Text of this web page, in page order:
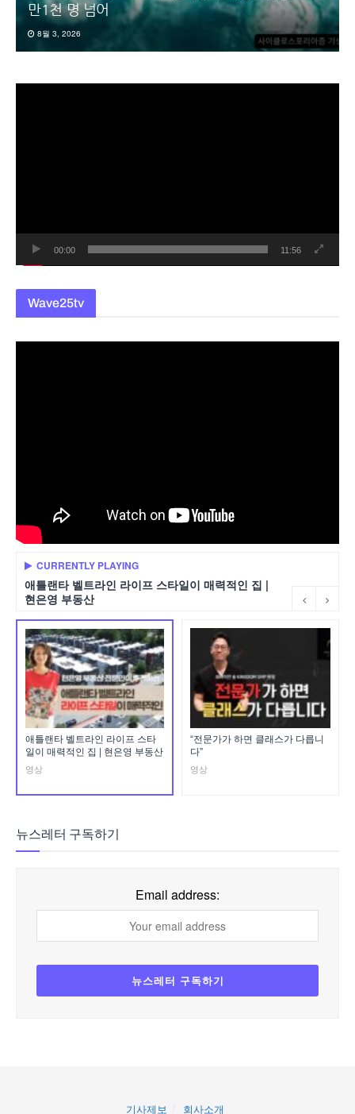
만1천 명 넘어
8월 3, 2026
00:00 11:56
Wave25tv
CURRENTLY PLAYING
애틀랜타 벨트라인 라이프 스타일이 매력적인 집 |
현은영 부동산
애틀랜타 벨트라인 라이프 스타
일이 매력적인 집 | 현은영 부동산
영상
“전문가가 하면 클래스가 다릅니
다”
영상
뉴스레터 구독하기
Email address:
기사제보 회사소개